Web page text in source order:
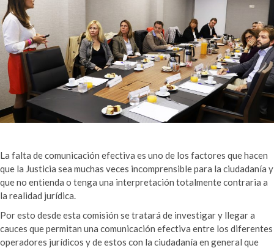
La falta de comunicación efectiva es uno de los factores que hacen
que la Justicia sea muchas veces incomprensible para la ciudadanía y
que no entienda o tenga una interpretación totalmente contraria a
la realidad jurídica.
Por esto desde esta comisión se tratará de investigar y llegar a
cauces que permitan una comunicación efectiva entre los diferentes
operadores jurídicos y de estos con la ciudadanía en general que